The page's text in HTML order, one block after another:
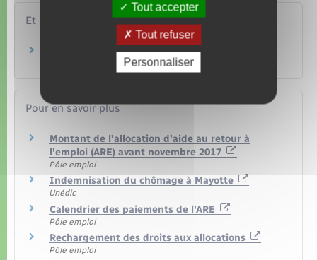
Et aussi
Pour un agent public
Pour en savoir plus
Montant de l'allocation d'aide au retour à
l'emploi (ARE) avant novembre 2017
Pôle emploi
Indemnisation du chômage à Mayotte
Unédic
Calendrier des paiements de l'ARE
Pôle emploi
Rechargement des droits aux allocations
Pôle emploi
Tout accepter
Tout refuser
Personnaliser